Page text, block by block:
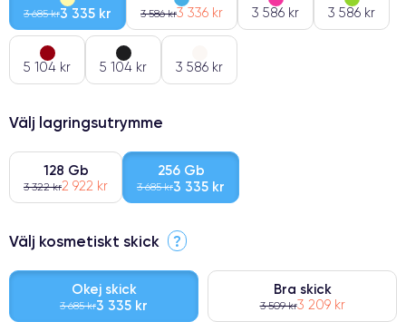
3 685 kr3 335 kr 3 586 kr3 336 kr 3 586 kr 3 586 kr
5 104 kr 5 104 kr 3 586 kr
Välj lagringsutrymme
128 Gb
3 322 kr2 922 kr
256 Gb
3 685 kr3 335 kr
Välj kosmetiskt skick ?
Okej skick
3 685 kr3 335 kr
Bra skick
3 509 kr3 209 kr